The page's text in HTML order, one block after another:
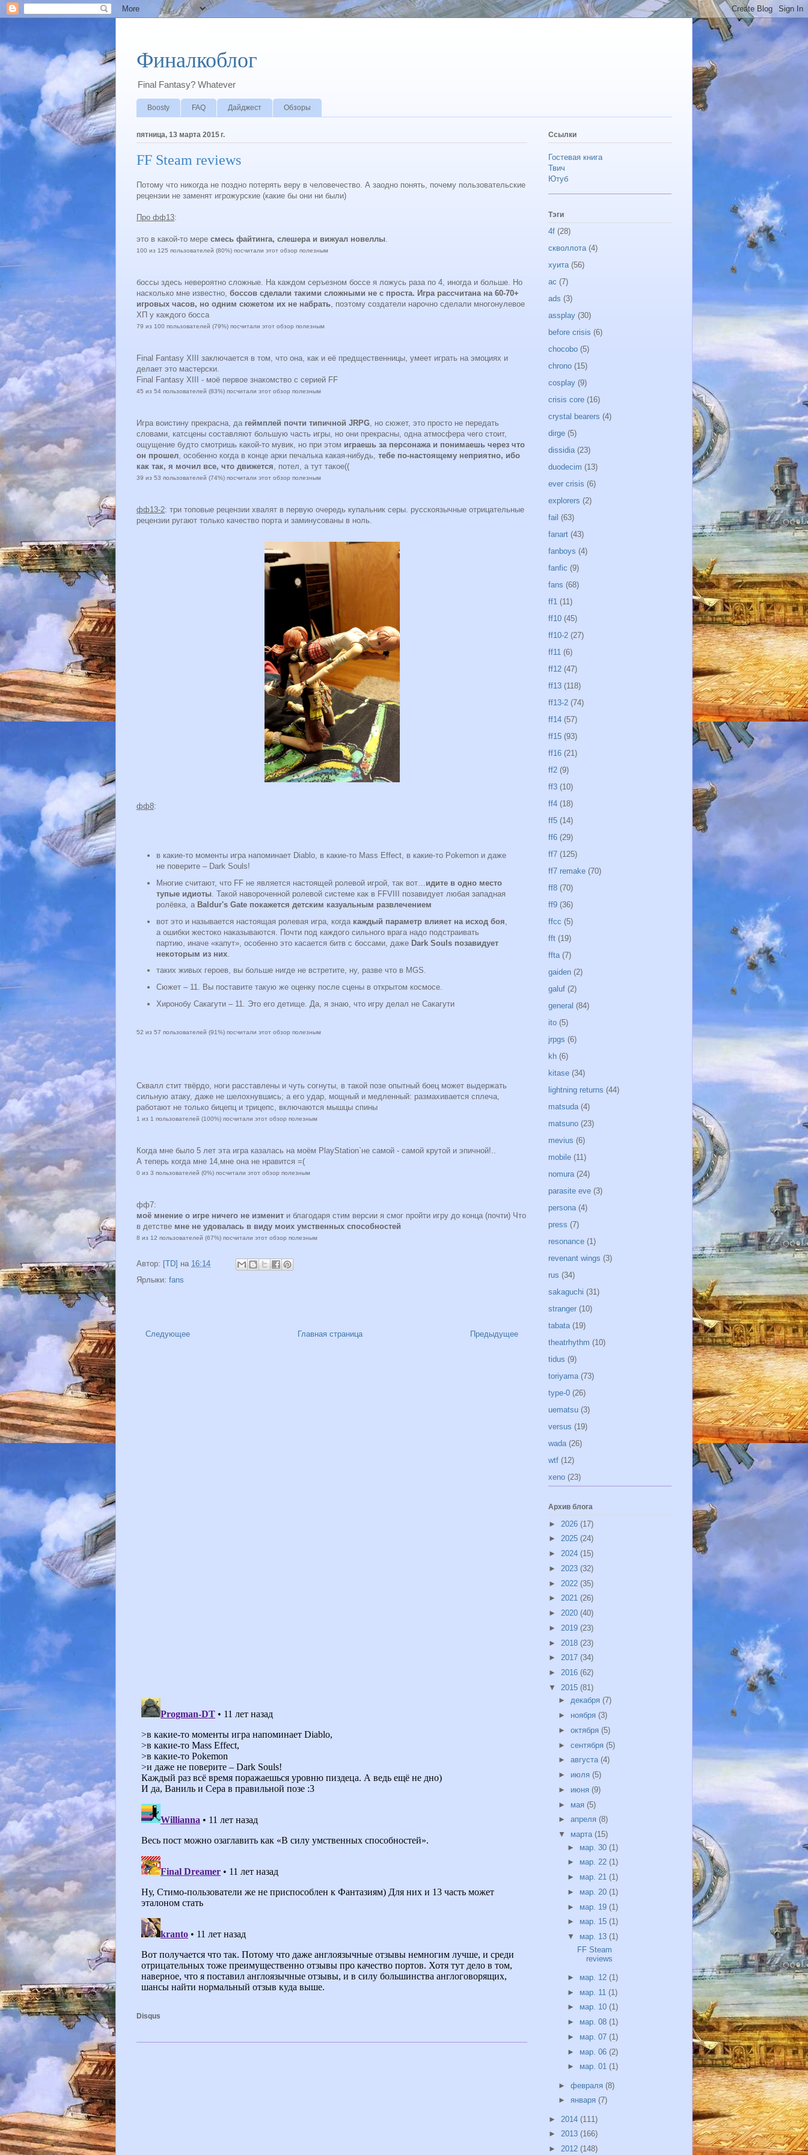
Финалкоблог
Final Fantasy? Whatever
Boosty FAQ Дайджест Обзоры
пятница, 13 марта 2015 г.
FF Steam reviews
Потому что никогда не поздно потерять веру в человечество. А заодно понять, почему пользовательские
рецензии не заменят игрожурские (какие бы они ни были)
Про фф13:
это в какой-то мере смесь файтинга, слешера и вижуал новеллы.
100 из 125 пользователей (80%) посчитали этот обзор полезным
боссы здесь невероятно сложные. На каждом серъезном боссе я ложусь раза по 4, иногда и больше. Но
насколько мне известно, боссов сделали такими сложными не с проста. Игра рассчитана на 60-70+
игровых часов, но одним сюжетом их не набрать, поэтому создатели нарочно сделали многонулевое
ХП у каждого босса
79 из 100 пользователей (79%) посчитали этот обзор полезным
Final Fantasy XIII заключается в том, что она, как и её предщественницы, умеет играть на эмоциях и
делает это мастерски.
Final Fantasy XIII - моё первое знакомство с серией FF
45 из 54 пользователей (83%) посчитали этот обзор полезным
Игра воистину прекрасна, да геймплей почти типичной JRPG, но сюжет, это просто не передать
словами, катсцены составляют большую часть игры, но они прекрасны, одна атмосфера чего стоит,
ощущение будто смотришь какой-то мувик, но при этом играешь за персонажа и понимаешь через что
он прошел, особенно когда в конце арки печалька какая-нибудь, тебе по-настоящему неприятно, ибо
как так, я мочил все, что движется, потел, а тут такое((
39 из 53 пользователей (74%) посчитали этот обзор полезным
фф13-2: три топовые рецензии хвалят в первую очередь купальник серы. русскоязычные отрицательные
рецензии ругают только качество порта и заминусованы в ноль.
фф8:
в какие-то моменты игра напоминает Diablo, в какие-то Mass Effect, в какие-то Pokemon и даже
не поверите – Dark Souls!
Многие считают, что FF не является настоящей ролевой игрой, так вот… идите в одно место
тупые идиоты. Такой навороченной ролевой системе как в FFVIII позавидует любая западная
ролёвка, а Baldur's Gate покажется детским казуальным развлечением
вот это и называется настоящая ролевая игра, когда каждый параметр влияет на исход боя
а ошибки жестоко наказываются. Почти под каждого сильного врага надо подстраивать
партию, иначе «капут», особенно это касается битв с боссами, даже Dark Souls позавидует
некоторым из них.
таких живых героев, вы больше нигде не встретите, ну, разве что в MGS.
Сюжет – 11. Вы поставите такую же оценку после сцены в открытом космосе.
Хиронобу Сакагути – 11. Это его детище. Да, я знаю, что игру делал не Сакагути
52 из 57 пользователей (91%) посчитали этот обзор полезным
Сквалл стит твёрдо, ноги расставлены и чуть согнуты, в такой позе опытный боец может выдержать
сильную атаку, даже не шелохнувшись; а его удар, мощный и медленный: размахивается сплеча,
работают не только бицепц и трицепс, включаются мышцы спины
1 из 1 пользователей (100%) посчитали этот обзор полезным
Когда мне было 5 лет эта игра казалась на моём PlayStation`не самой - самой крутой и эпичной!..
А теперь когда мне 14,мне она не нравится =(
0 из 3 пользователей (0%) посчитали этот обзор полезным
фф7:
моё мнение о игре ничего не изменит и благодаря стим версии я смог пройти игру до конца (почти) Что
в детстве мне не удовалась в виду моих умственных способностей
8 из 12 пользователей (67%) посчитали этот обзор полезным
Автор: [TD] на 16:14
Ярлыки: fans
Следующее Предыдущее
Главная страница
Disqus
Ссылки
Гостевая книга
Твич
Ютуб
Тэги
4f (28)
скволлота (4)
хуита (56)
ac (7)
ads (3)
assplay (30)
before crisis (6)
chocobo (5)
chrono (15)
cosplay (9)
crisis core (16)
crystal bearers (4)
dirge (5)
dissidia (23)
duodecim (13)
ever crisis (6)
explorers (2)
fail (63)
fanart (43)
fanboys (4)
fanfic (9)
fans (68)
ff1 (11)
ff10 (45)
ff10-2 (27)
ff11 (6)
ff12 (47)
ff13 (118)
ff13-2 (74)
ff14 (57)
ff15 (93)
ff16 (21)
ff2 (9)
ff3 (10)
ff4 (18)
ff5 (14)
ff6 (29)
ff7 (125)
ff7 remake (70)
ff8 (70)
ff9 (36)
ffcc (5)
fft (19)
ffta (7)
gaiden (2)
galuf (2)
general (84)
ito (5)
jrpgs (6)
kh (6)
kitase (34)
lightning returns (44)
matsuda (4)
matsuno (23)
mevius (6)
mobile (11)
nomura (24)
parasite eve (3)
persona (4)
press (7)
resonance (1)
revenant wings (3)
rus (34)
sakaguchi (31)
stranger (10)
tabata (19)
theatrhythm (10)
tidus (9)
toriyama (73)
type-0 (26)
uematsu (3)
versus (19)
wada (26)
wtf (12)
xeno (23)
Архив блога
► 2026 (17)
► 2025 (24)
► 2024 (15)
► 2023 (32)
► 2022 (35)
► 2021 (26)
► 2020 (40)
► 2019 (23)
► 2018 (23)
► 2017 (34)
► 2016 (62)
▼ 2015 (81)
► декабря (7)
► ноября (3)
► октября (5)
► сентября (5)
► августа (4)
► июля (5)
► июня (9)
► мая (5)
► апреля (8)
▼ марта (15)
► мар. 30(1)
► мар. 22(1)
► мар. 21(1)
► мар. 20(1)
► мар. 19(1)
► мар. 15(1)
▼ мар. 13(1)
FF Steam
reviews
► мар. 12(1)
► мар. 11(1)
► мар. 10(1)
► мар. 08(1)
► мар. 07(1)
► мар. 06(2)
► мар. 01(1)
► февраля (8)
► января (7)
► 2014 (111)
► 2013 (166)
► 2012 (148)